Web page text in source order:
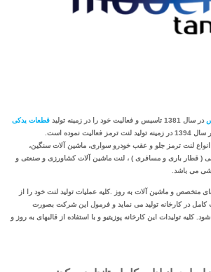
در سال 1381 تاسیس و فعالیت خود را در زمینه تولید
قطعات یدکی
نموده است.
انواع لنت ترمز جلو و عقب خودرو سواری، ماشین آلات سنگین،
( قطار باری و مسافری ) ، لنت ماشین آلات کشاورزی و صنعتی و
می باشد.
متخصص و ماشین آلات به روز .کلیه عملیات تولید لنت خود را از
کامل در کارخانه تولید می نماید و فرمول این شرکت بصورت
کلیه تولیدات این کارخانه پوزیتیو و با استفاده از قالبهای به روز و